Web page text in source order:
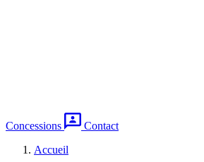
Concessions
Contact
Accueil